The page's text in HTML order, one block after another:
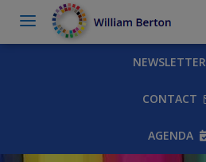
NEWSLETTER
CONTACT
AGENDA